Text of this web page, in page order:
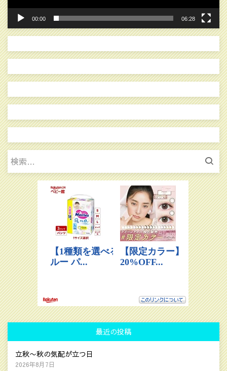
00:00 06:28
検
索:
最近の投稿
立秋〜秋の気配が立つ日
2026年8月7日